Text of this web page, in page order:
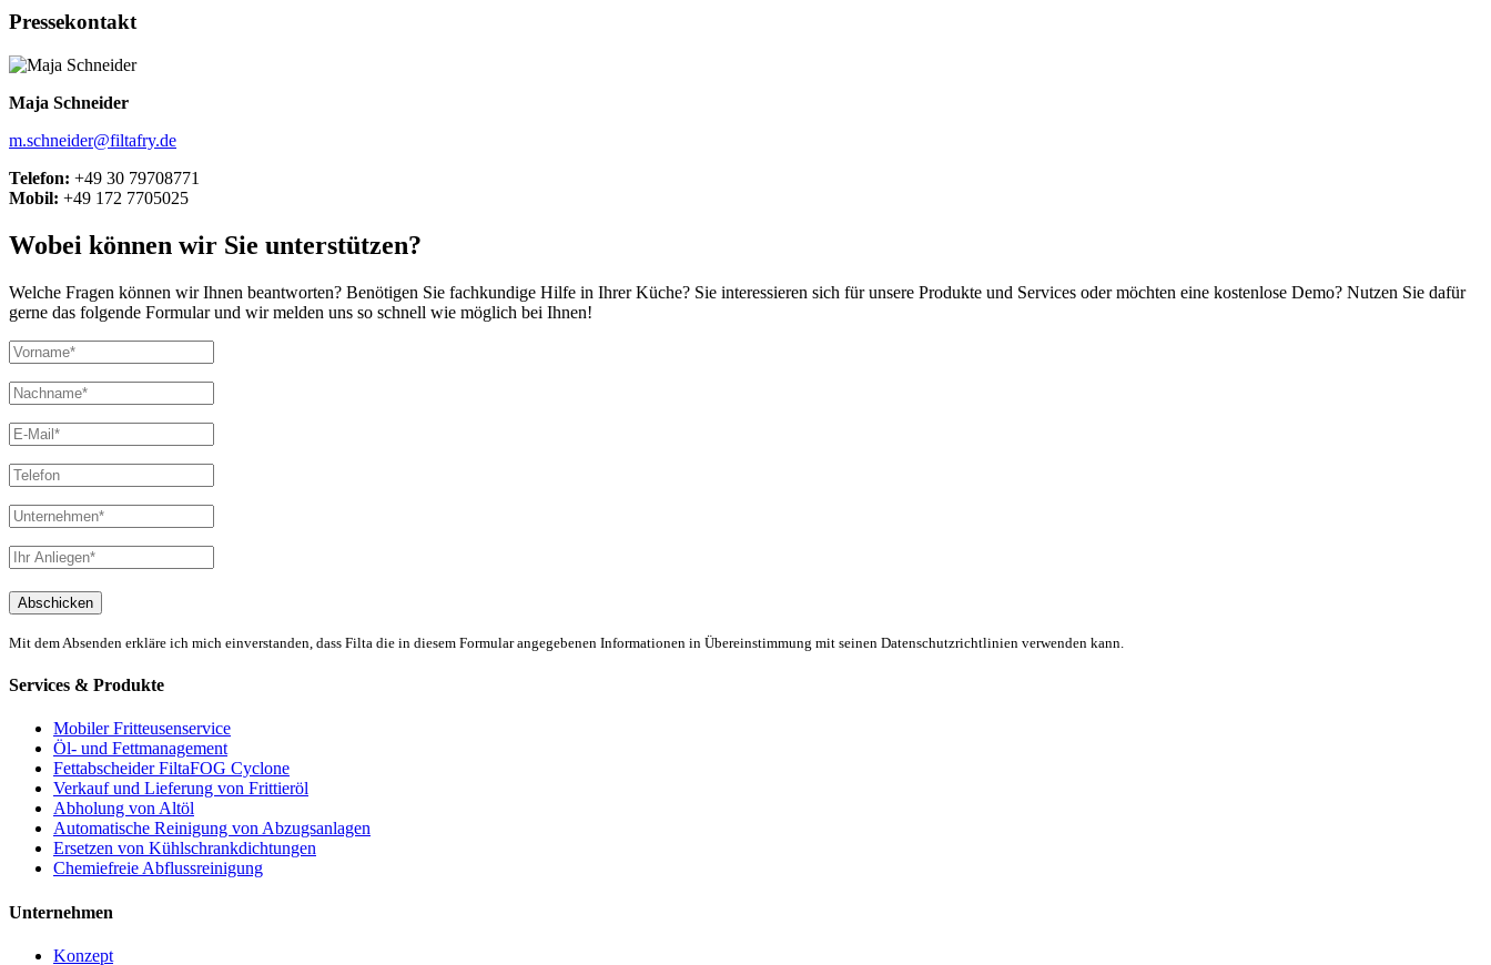
Pressekontakt
Maja Schneider
m.schneider@filtafry.de
Telefon: +49 30 79708771
Mobil: +49 172 7705025
Wobei können wir Sie unterstützen?
Welche Fragen können wir Ihnen beantworten? Benötigen Sie fachkundige Hilfe in Ihrer Küche? Sie interessieren sich für unsere Produkte und Services oder möchten eine kostenlose Demo? Nutzen Sie dafür
gerne das folgende Formular und wir melden uns so schnell wie möglich bei Ihnen!
Mit dem Absenden erkläre ich mich einverstanden, dass Filta die in diesem Formular angegebenen Informationen in Übereinstimmung mit seinen Datenschutzrichtlinien verwenden kann.
Services & Produkte
Mobiler Fritteusenservice
Öl- und Fettmanagement
Fettabscheider FiltaFOG Cyclone
Verkauf und Lieferung von Frittieröl
Abholung von Altöl
Automatische Reinigung von Abzugsanlagen
Ersetzen von Kühlschrankdichtungen
Chemiefreie Abflussreinigung
Unternehmen
Konzept